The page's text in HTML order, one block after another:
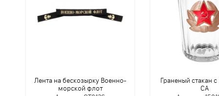
Лента на бескозырку Военно-
морской флот
Граненый стакан
СА